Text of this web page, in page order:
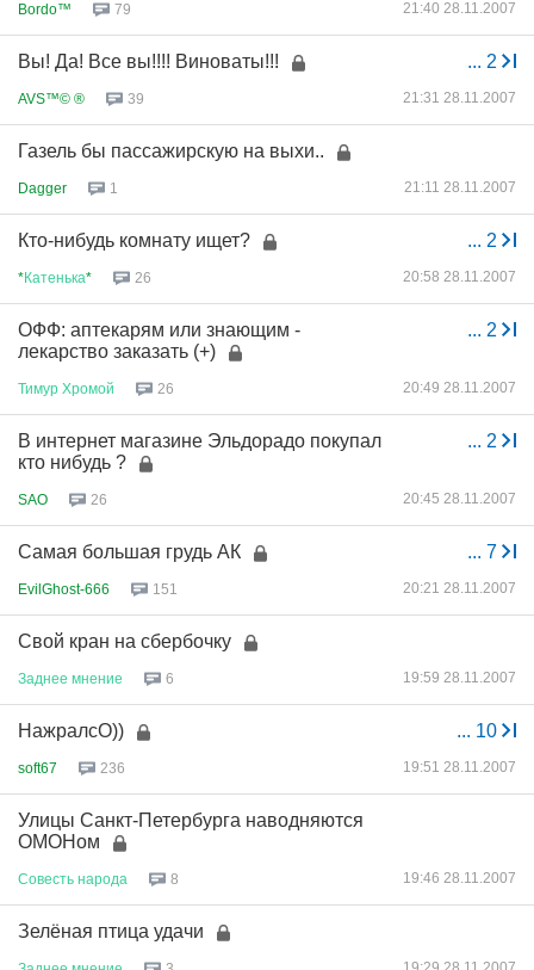
Bordo™ 79 21:40 28.11.2007
... 2
Вы! Да! Все вы!!!! Виноваты!!!
AVS™© ® 39 21:31 28.11.2007
Газель бы пассажирскую на выхи..
Dagger 1 21:11 28.11.2007
... 2
Кто-нибудь комнату ищет?
*Катенька* 26 20:58 28.11.2007
... 2
ОФФ: аптекарям или знающим -
лекарство заказать (+)
Тимур Хромой 26 20:49 28.11.2007
... 2
В интернет магазине Эльдорадо покупал
кто нибудь ?
SAO 26 20:45 28.11.2007
... 7
Самая большая грудь АК
EvilGhost-666 151 20:21 28.11.2007
Свой кран на сбербочку
Заднее мнение 6 19:59 28.11.2007
... 10
НажралсО))
soft67 236 19:51 28.11.2007
Улицы Санкт-Петербурга наводняются
ОМОНом
Совесть народа 8 19:46 28.11.2007
Зелёная птица удачи